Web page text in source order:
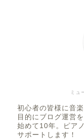
ミュ
初心者の皆様に音
目的にブログ運営
始めて10年。ピア
サポートします！